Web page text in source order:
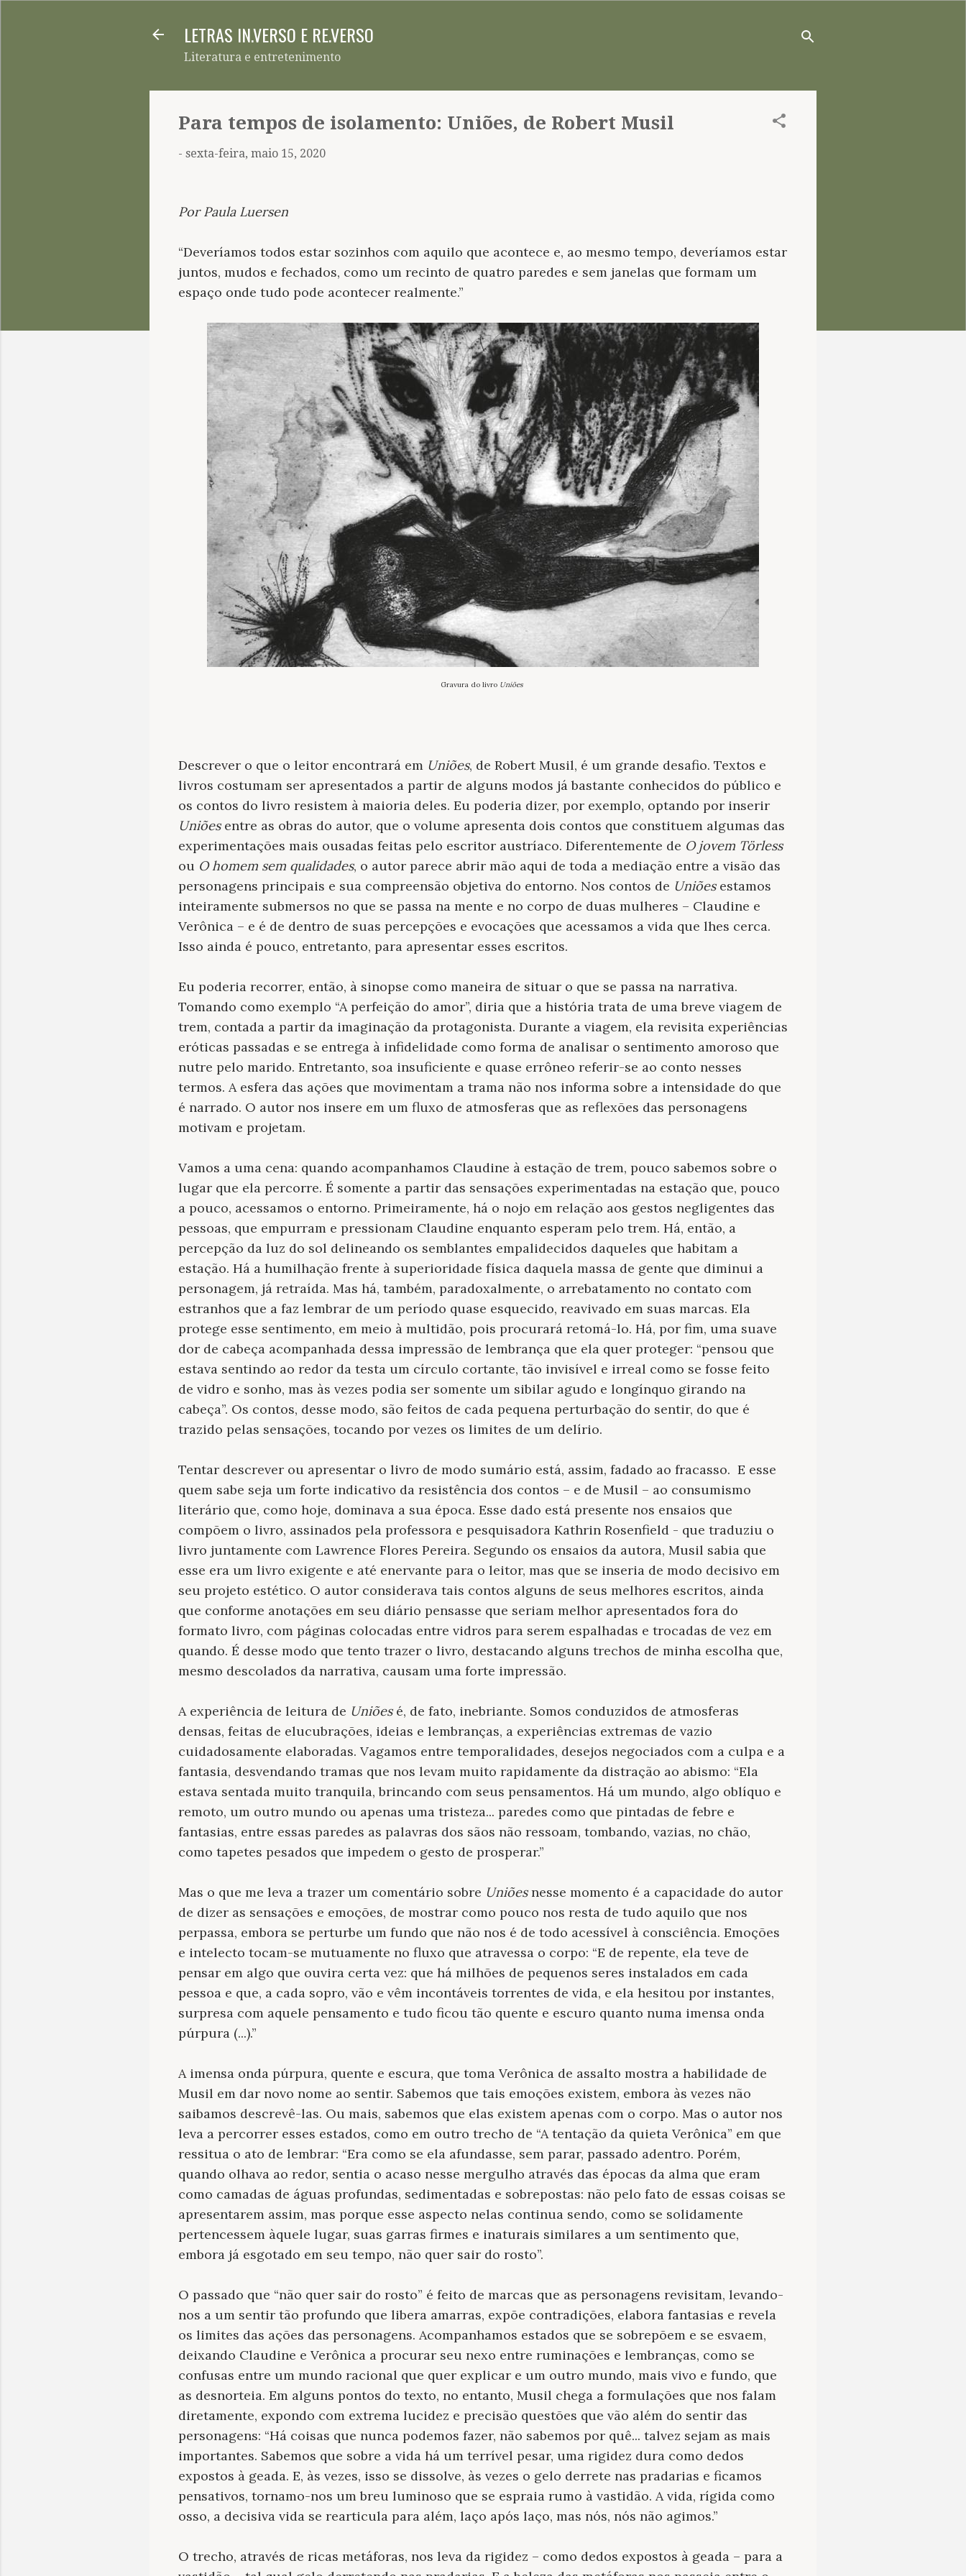
LETRAS IN.VERSO E RE.VERSO
Literatura e entretenimento
Para tempos de isolamento: Uniões, de Robert Musil
- sexta-feira, maio 15, 2020
Por Paula Luersen
“Deveríamos todos estar sozinhos com aquilo que acontece e, ao mesmo tempo, deveríamos estar
juntos, mudos e fechados, como um recinto de quatro paredes e sem janelas que formam um
espaço onde tudo pode acontecer realmente.”
Gravura do livro Uniões
Descrever o que o leitor encontrará em Uniões, de Robert Musil, é um grande desafio. Textos e
livros costumam ser apresentados a partir de alguns modos já bastante conhecidos do público e
os contos do livro resistem à maioria deles. Eu poderia dizer, por exemplo, optando por inserir
Uniõesentre as obras do autor, que o volume apresenta dois contos que constituem algumas das
experimentações mais ousadas feitas pelo escritor austríaco. Diferentemente de O jovem Törless
ou O homem sem qualidades, o autor parece abrir mão aqui de toda a mediação entre a visão das
personagens principais e sua compreensão objetiva do entorno. Nos contos de Uniõesestamos
inteiramente submersos no que se passa na mente e no corpo de duas mulheres – Claudine e
Verônica – e é de dentro de suas percepções e evocações que acessamos a vida que lhes cerca.
Isso ainda é pouco, entretanto, para apresentar esses escritos.
Eu poderia recorrer, então, à sinopse como maneira de situar o que se passa na narrativa.
Tomando como exemplo “A perfeição do amor”, diria que a história trata de uma breve viagem de
trem, contada a partir da imaginação da protagonista. Durante a viagem, ela revisita experiências
eróticas passadas e se entrega à infidelidade como forma de analisar o sentimento amoroso que
nutre pelo marido. Entretanto, soa insuficiente e quase errôneo referir-se ao conto nesses
termos. A esfera das ações que movimentam a trama não nos informa sobre a intensidade do que
é narrado. O autor nos insere em um fluxo de atmosferas que as reflexões das personagens
motivam e projetam.
Vamos a uma cena: quando acompanhamos Claudine à estação de trem, pouco sabemos sobre o
lugar que ela percorre. É somente a partir das sensações experimentadas na estação que, pouco
a pouco, acessamos o entorno. Primeiramente, há o nojo em relação aos gestos negligentes das
pessoas, que empurram e pressionam Claudine enquanto esperam pelo trem. Há, então, a
percepção da luz do sol delineando os semblantes empalidecidos daqueles que habitam a
estação. Há a humilhação frente à superioridade física daquela massa de gente que diminui a
personagem, já retraída. Mas há, também, paradoxalmente, o arrebatamento no contato com
estranhos que a faz lembrar de um período quase esquecido, reavivado em suas marcas. Ela
protege esse sentimento, em meio à multidão, pois procurará retomá-lo. Há, por fim, uma suave
dor de cabeça acompanhada dessa impressão de lembrança que ela quer proteger: “pensou que
estava sentindo ao redor da testa um círculo cortante, tão invisível e irreal como se fosse feito
de vidro e sonho, mas às vezes podia ser somente um sibilar agudo e longínquo girando na
cabeça”. Os contos, desse modo, são feitos de cada pequena perturbação do sentir, do que é
trazido pelas sensações, tocando por vezes os limites de um delírio.
Tentar descrever ou apresentar o livro de modo sumário está, assim, fadado ao fracasso. E esse
quem sabe seja um forte indicativo da resistência dos contos – e de Musil – ao consumismo
literário que, como hoje, dominava a sua época. Esse dado está presente nos ensaios que
compõem o livro, assinados pela professora e pesquisadora Kathrin Rosenfield - que traduziu o
livro juntamente com Lawrence Flores Pereira. Segundo os ensaios da autora, Musil sabia que
esse era um livro exigente e até enervante para o leitor, mas que se inseria de modo decisivo em
seu projeto estético. O autor considerava tais contos alguns de seus melhores escritos, ainda
que conforme anotações em seu diário pensasse que seriam melhor apresentados fora do
formato livro, com páginas colocadas entre vidros para serem espalhadas e trocadas de vez em
quando. É desse modo que tento trazer o livro, destacando alguns trechos de minha escolha que,
mesmo descolados da narrativa, causam uma forte impressão.
A experiência de leitura de Uniõesé, de fato, inebriante. Somos conduzidos de atmosferas
densas, feitas de elucubrações, ideias e lembranças, a experiências extremas de vazio
cuidadosamente elaboradas. Vagamos entre temporalidades, desejos negociados com a culpa e a
fantasia, desvendando tramas que nos levam muito rapidamente da distração ao abismo: “Ela
estava sentada muito tranquila, brincando com seus pensamentos. Há um mundo, algo oblíquo e
remoto, um outro mundo ou apenas uma tristeza... paredes como que pintadas de febre e
fantasias, entre essas paredes as palavras dos sãos não ressoam, tombando, vazias, no chão,
como tapetes pesados que impedem o gesto de prosperar.”
Mas o que me leva a trazer um comentário sobre Uniõesnesse momento é a capacidade do autor
de dizer as sensações e emoções, de mostrar como pouco nos resta de tudo aquilo que nos
perpassa, embora se perturbe um fundo que não nos é de todo acessível à consciência. Emoções
e intelecto tocam-se mutuamente no fluxo que atravessa o corpo: “E de repente, ela teve de
pensar em algo que ouvira certa vez: que há milhões de pequenos seres instalados em cada
pessoa e que, a cada sopro, vão e vêm incontáveis torrentes de vida, e ela hesitou por instantes,
surpresa com aquele pensamento e tudo ficou tão quente e escuro quanto numa imensa onda
púrpura (...).”
A imensa onda púrpura, quente e escura, que toma Verônica de assalto mostra a habilidade de
Musil em dar novo nome ao sentir. Sabemos que tais emoções existem, embora às vezes não
saibamos descrevê-las. Ou mais, sabemos que elas existem apenas com o corpo. Mas o autor nos
leva a percorrer esses estados, como em outro trecho de “A tentação da quieta Verônica” em que
ressitua o ato de lembrar: “Era como se ela afundasse, sem parar, passado adentro. Porém,
quando olhava ao redor, sentia o acaso nesse mergulho através das épocas da alma que eram
como camadas de águas profundas, sedimentadas e sobrepostas: não pelo fato de essas coisas se
apresentarem assim, mas porque esse aspecto nelas continua sendo, como se solidamente
pertencessem àquele lugar, suas garras firmes e inaturais similares a um sentimento que,
embora já esgotado em seu tempo, não quer sair do rosto”.
O passado que “não quer sair do rosto” é feito de marcas que as personagens revisitam, levando-
nos a um sentir tão profundo que libera amarras, expõe contradições, elabora fantasias e revela
os limites das ações das personagens. Acompanhamos estados que se sobrepõem e se esvaem,
deixando Claudine e Verônica a procurar seu nexo entre ruminações e lembranças, como se
confusas entre um mundo racional que quer explicar e um outro mundo, mais vivo e fundo, que
as desnorteia. Em alguns pontos do texto, no entanto, Musil chega a formulações que nos falam
diretamente, expondo com extrema lucidez e precisão questões que vão além do sentir das
personagens: “Há coisas que nunca podemos fazer, não sabemos por quê... talvez sejam as mais
importantes. Sabemos que sobre a vida há um terrível pesar, uma rigidez dura como dedos
expostos à geada. E, às vezes, isso se dissolve, às vezes o gelo derrete nas pradarias e ficamos
pensativos, tornamo-nos um breu luminoso que se espraia rumo à vastidão. A vida, rígida como
osso, a decisiva vida se rearticula para além, laço após laço, mas nós, nós não agimos.”
O trecho, através de ricas metáforas, nos leva da rigidez – como dedos expostos à geada – para a